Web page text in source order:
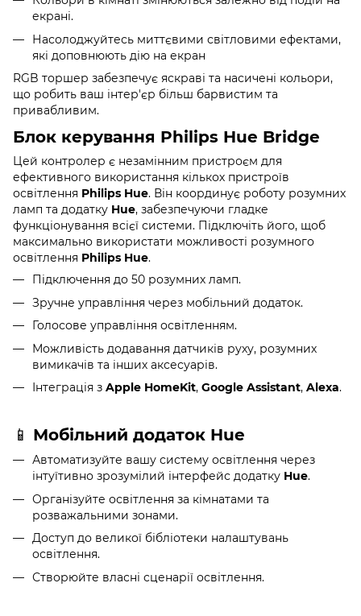
екрані.
Насолоджуйтесь миттєвими світловими ефектами,
які доповнюють дію на екран
RGB торшер забезпечує яскраві та насичені кольори,
що робить ваш інтер'єр більш барвистим та
привабливим.
Блок керування Philips Hue Bridge
Цей контролер є незамінним пристроєм для
ефективного використання кількох пристроїв
освітлення Philips Hue. Він координує роботу розумних
ламп та додатку Hue, забезпечуючи гладке
функціонування всієї системи. Підключіть його, щоб
максимально використати можливості розумного
освітлення Philips Hue.
Підключення до 50 розумних ламп.
Зручне управління через мобільний додаток.
Голосове управління освітленням.
Можливість додавання датчиків руху, розумних
вимикачів та інших аксесуарів.
Інтеграція з Apple HomeKit, Google Assistant, Alexa.
📱 Мобільний додаток Hue
Автоматизуйте вашу систему освітлення через
інтуїтивно зрозумілий інтерфейс додатку Hue.
Організуйте освітлення за кімнатами та
розважальними зонами.
Доступ до великої бібліотеки налаштувань
освітлення.
Створюйте власні сценарії освітлення.